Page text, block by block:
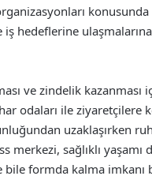
konusunda
hedeflerine
ve zindelik kazanması
odaları ile
uzaklaşırken
sağlıklı yaşamı
bile formda kalma imkanı